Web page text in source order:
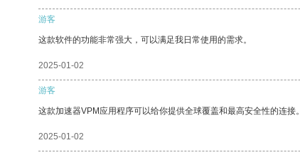
游客
这款软件的功能非常强大，可以满足我日常使用的需求。
2025-01-02
游客
这款加速器VPM应用程序可以给你提供全球覆盖和最高安全性的连接。
2025-01-02